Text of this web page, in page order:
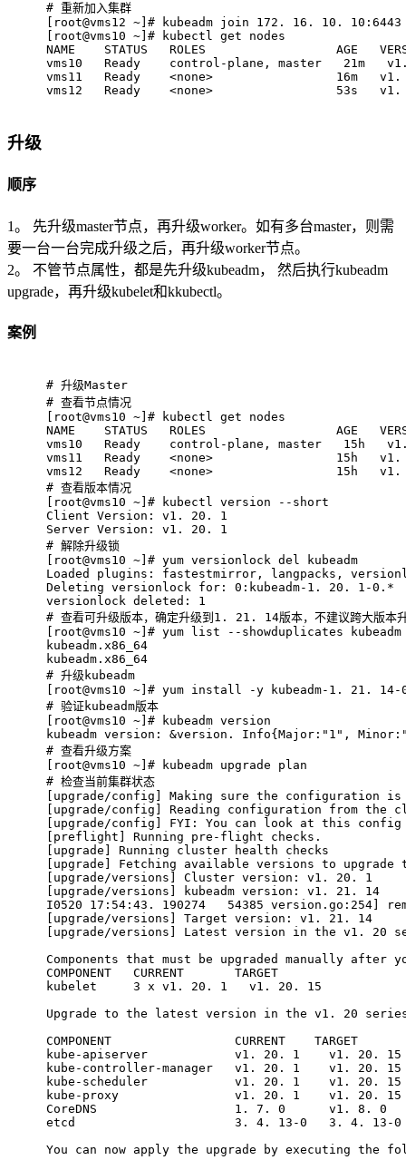
# 重新加入集群
[root@vms12 ~]# kubeadm join 172. 16. 10. 10:6443
[root@vms10 ~]# kubectl get nodes
NAME    STATUS   ROLES                  AGE
vms10   Ready    control-plane, master   21m
vms11   Ready    <none>                 16m   v1.
vms12   Ready    <none>                 53s   v1.
升级
顺序
1。 先升级master节点，再升级worker。如有多台master，则需
要一台一台完成升级之后，再升级worker节点。
2。 不管节点属性，都是先升级kubeadm， 然后执行kubeadm
upgrade，再升级kubelet和kkubectl。
案例
# 升级Master
# 查看节点情况
[root@vms10 ~]# kubectl get nodes
NAME    STATUS   ROLES                  AGE
vms10   Ready    control-plane, master   15h
vms11   Ready    <none>                 15h   v1.
vms12   Ready    <none>                 15h   v1.
# 查看版本情况
[root@vms10 ~]# kubectl version --short
Client Version: v1. 20. 1
Server Version: v1. 20. 1
# 解除升级锁
[root@vms10 ~]# yum versionlock del kubeadm
Loaded plugins: fastestmirror, langpacks,
Deleting versionlock for: 0:kubeadm-1. 20. 1-0.*
versionlock deleted: 1
# 查看可升级版本，确定升级到1. 21. 14版本，不建议跨大版本
[root@vms10 ~]# yum list --showduplicates kubeadm
kubeadm.x86_64
kubeadm.x86_64
# 升级kubeadm
[root@vms10 ~]# yum install -y kubeadm-1. 21. 14-
# 验证kubeadm版本
[root@vms10 ~]# kubeadm version
kubeadm version: &version. Info{Major:"1",
# 查看升级方案
[root@vms10 ~]# kubeadm upgrade plan
# 检查当前集群状态
[upgrade/config] Making sure the configuration
[upgrade/config] Reading configuration from the
[upgrade/config] FYI: You can look at this
[preflight] Running pre-flight checks.
[upgrade] Running cluster health checks
[upgrade] Fetching available versions to upgrade
[upgrade/versions] Cluster version: v1. 20. 1
[upgrade/versions] kubeadm version: v1. 21. 14
I0520 17:54:43. 190274   54385
[upgrade/versions] Target version: v1. 21. 14
[upgrade/versions] Latest version in the v1. 20
Components that must be upgraded manually
COMPONENT   CURRENT       TARGET
kubelet     3 x v1. 20. 1   v1. 20. 15
Upgrade to the latest version in the v1. 20
COMPONENT                 CURRENT    TARGET
kube-apiserver            v1. 20. 1    v1. 20. 15
kube-controller-manager   v1. 20. 1    v1. 20. 15
kube-scheduler            v1. 20. 1    v1. 20. 15
kube-proxy                v1. 20. 1    v1. 20. 15
CoreDNS                   1. 7. 0      v1. 8. 0
etcd                      3. 4. 13-0   3. 4. 13-0
You can now apply the upgrade by executing the